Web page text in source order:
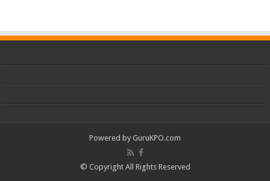
Powered by GuruKPO.com
© Copyright All Rights Reserved